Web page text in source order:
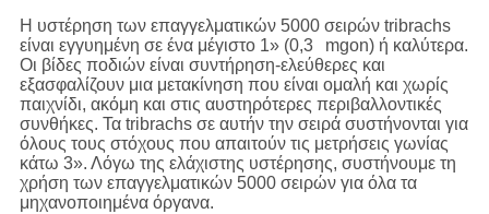
Η υστέρηση των επαγγελματικών 5000 σειρών tribrachs
είναι εγγυημένη σε ένα μέγιστο 1» (0,3 mgon) ή καλύτερα.
Οι βίδες ποδιών είναι συντήρηση-ελεύθερες και
εξασφαλίζουν μια μετακίνηση που είναι ομαλή και χωρίς
παιχνίδι, ακόμη και στις αυστηρότερες περιβαλλοντικές
συνθήκες. Τα tribrachs σε αυτήν την σειρά συστήνονται για
όλους τους στόχους που απαιτούν τις μετρήσεις γωνίας
κάτω 3». Λόγω της ελάχιστης υστέρησης, συστήνουμε τη
χρήση των επαγγελματικών 5000 σειρών για όλα τα
μηχανοποιημένα όργανα.